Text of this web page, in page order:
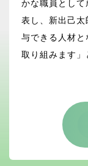
かな職員とし
表し、新出己
与できる人材
取り組みます」